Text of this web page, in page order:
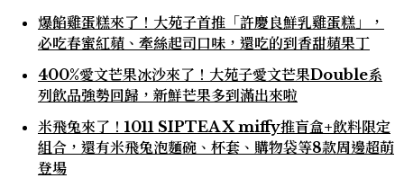
爆餡雞蛋糕來了！大苑子首推「許慶良鮮乳雞蛋糕」，
必吃春蜜紅蘋、牽絲起司口味，還吃的到香甜蘋果丁
400%愛文芒果冰沙來了！大苑子愛文芒果Double系
列飲品強勢回歸，新鮮芒果多到滿出來啦
米飛兔來了！1011 SIPTEA X miffy推盲盒+飲料限定
組合，還有米飛兔泡麵碗、杯套、購物袋等8款周邊超萌
登場